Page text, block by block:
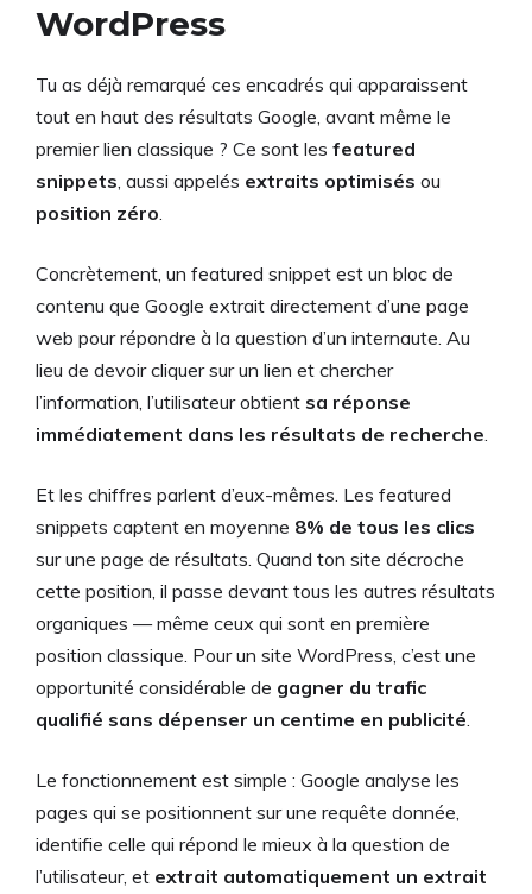
WordPress
Tu as déjà remarqué ces encadrés qui apparaissent
tout en haut des résultats Google, avant même le
premier lien classique ? Ce sont les featured
snippets , aussi appelés extraits optimisés ou
position zéro
Concrètement, un featured snippet est un bloc de
contenu que Google extrait directement d’une page
web pour répondre à la question d’un internaute. Au
lieu de devoir cliquer sur un lien et chercher
l’information, l’utilisateur obtient sa réponse
immédiatement dans les résultats de recherche
Et les chiffres parlent d’eux-mêmes. Les featured
snippets captent en moyenne 8% de tous les clics
sur une page de résultats. Quand ton site décroche
cette position, il passe devant tous les autres résultats
organiques — même ceux qui sont en première
position classique. Pour un site WordPress, c’est une
opportunité considérable de gagner du trafic
qualifié sans dépenser un centime en publicité
Le fonctionnement est simple : Google analyse les
pages qui se positionnent sur une requête donnée,
identifie celle qui répond le mieux à la question de
l’utilisateur, et extrait automatiquement un extrait